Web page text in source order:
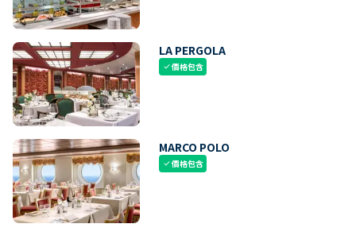
LA PERGOLA
check價格包含
MARCO POLO
check價格包含